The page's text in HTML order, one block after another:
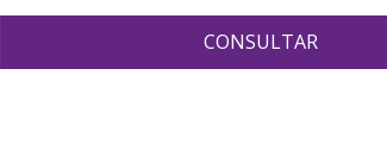
CONSULTAR